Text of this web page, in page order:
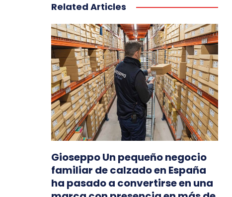
Related Articles
Gioseppo Un pequeño negocio
familiar de calzado en España
ha pasado a convertirse en una